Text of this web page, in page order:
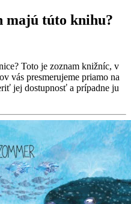
majú túto knihu?
Toto je zoznam knižníc, v
vás presmerujeme priamo na
jej dostupnosť a prípadne ju